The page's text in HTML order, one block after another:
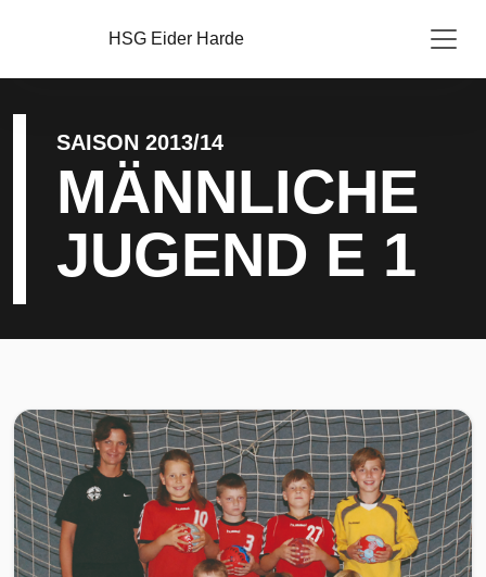
HSG Eider Harde
SAISON 2013/14
MÄNNLICHE
JUGEND E 1